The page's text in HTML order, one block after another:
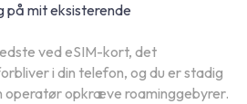
mit eksisterende
ved eSIM-kort, det
i din telefon, og du er stadig
operatør opkræve roaminggebyrer.